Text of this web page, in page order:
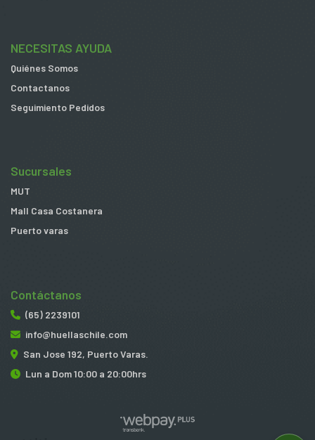
NECESITAS AYUDA
Quiénes Somos
Contactanos
Seguimiento Pedidos
Sucursales
MUT
Mall Casa Costanera
Puerto varas
Contáctanos
(65) 2239101
info@huellaschile.com
San Jose 192, Puerto Varas.
Lun a Dom 10:00 a 20:00hrs